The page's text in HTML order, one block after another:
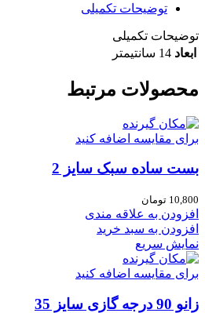
توضیحات تکمیلی
توضیحات تکمیلی
ابعاد 14 سانتیمتر
محصولات مرتبط
برای مقایسه اضافه کنید
بست ساده سبک سایز 2
10,800 تومان
افزودن به علاقه مندی
افزودن به سبد خرید
نمایش سریع
برای مقایسه اضافه کنید
زانو 90 درجه گازی سایز 35